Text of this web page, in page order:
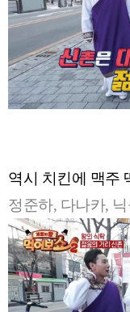
역시 치킨에 맥주
정준하, 다나카,